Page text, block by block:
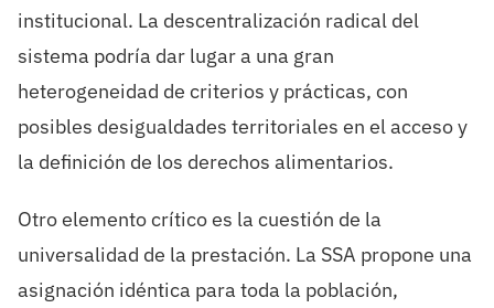
institucional. La descentralización radical del
sistema podría dar lugar a una gran
heterogeneidad de criterios y prácticas, con
posibles desigualdades territoriales en el acceso y
la definición de los derechos alimentarios.
Otro elemento crítico es la cuestión de la
universalidad de la prestación. La SSA propone una
asignación idéntica para toda la población,